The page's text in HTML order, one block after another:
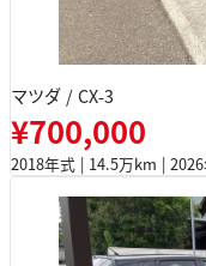
マツダ / CX-3
¥700,000
2018年式 | 14.5万km |